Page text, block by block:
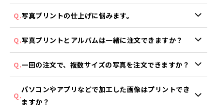
写真プリントの仕上げに悩みます。
適しているFUJICOLOR高級プリントです。
コスパ良くご注文いただきたい場合は、しまうまオリジナ
詳しくはこちら
写真プリントとアルバムは一緒に注文できますか？
ルバム商品を同時にご注文いただけます。
ただし、NEWデジタルプリント、カメラのキタムラ1時間
仕上げは同時注文対象外です。
一回の注文で、複数サイズの写真を注文できますか？
文することはできません。
パソコンやアプリなどで加工した画像はプリントでき
ますか？